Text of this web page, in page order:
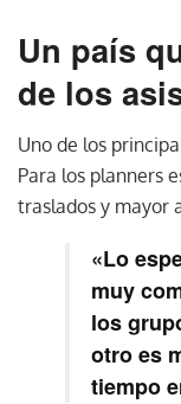
Un país
de los
Uno de los
Para los planners
traslados y mayor
«Lo
muy
los
otro es
tiempo